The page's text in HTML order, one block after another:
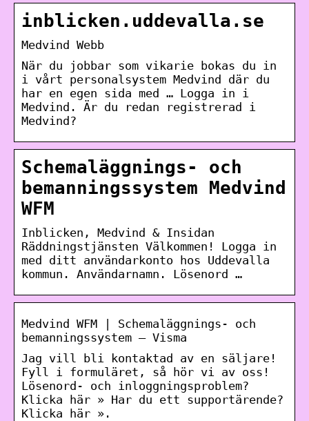
inblicken.uddevalla.se
Medvind Webb
När du jobbar som vikarie bokas du in
i vårt personalsystem Medvind där du
har en egen sida med … Logga in i
Medvind. Är du redan registrerad i
Medvind?
Schemaläggnings- och
bemanningssystem Medvind
WFM
Inblicken, Medvind & Insidan
Räddningstjänsten Välkommen! Logga in
med ditt användarkonto hos Uddevalla
kommun. Användarnamn. Lösenord …
Medvind WFM | Schemaläggnings- och
bemanningssystem – Visma
Jag vill bli kontaktad av en säljare!
Fyll i formuläret, så hör vi av oss!
Lösenord- och inloggningsproblem?
Klicka här » Har du ett supportärende?
Klicka här ».